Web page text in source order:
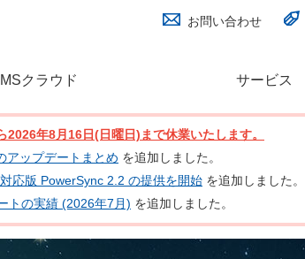
お問い合わせ
クラウド サービス
年8月16日(日曜日)まで休業いたします。
アップデートまとめ を追加しました。
応版 PowerSync 2.2 の提供を開始 を追加しました。
トの実績 (2026年7月) を追加しました。